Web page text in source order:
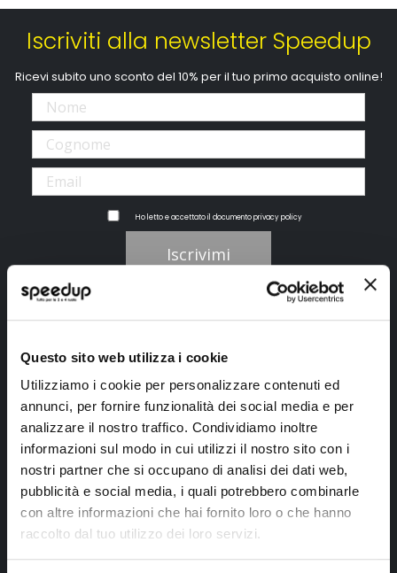
Questo sito web utilizza i cookie
Utilizziamo i cookie per personalizzare contenuti ed
annunci, per fornire funzionalità dei social media e per
analizzare il nostro traffico. Condividiamo inoltre
informazioni sul modo in cui utilizzi il nostro sito con i
nostri partner che si occupano di analisi dei dati web,
pubblicità e social media, i quali potrebbero combinarle
con altre informazioni che hai fornito loro o che hanno
raccolto dal tuo utilizzo dei loro servizi.
Iscriviti alla newsletter Speedup
Ricevi subito uno sconto del 10% per il tuo primo acquisto online!
Ho letto e accettato il documentoprivacy policy
Iscrivimi
Segui SPEEDUP.IT
SpeedUp.it